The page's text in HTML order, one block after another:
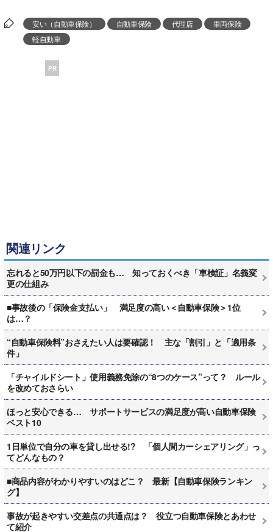
安い（自動車保険） 自動車保険 代理店
車両保険
軽自動車
PR
関連リンク
忘れると50万円以下の罰金も… 知っておくべき「車検証」名義変
更の仕組み
■事故後の「保険金支払い」 満足度の高い＜自動車保険＞1位
は…？
“自動車保険料”おさえたい人は要確認！ 主な「割引」と「適用条
件」
「チャイルドシート」使用義務免除の“8つのケース”って？ ルール
を改めておさらい
ほっと安心できる… サポートサービスの満足度が高い自動車保険
ベスト10
1日単位で自分の車を貸し出せる!? 「個人間カーシェアリング」っ
てどんなもの？
■商品内容がわかりやすいのはどこ？ 最新【自動車保険ランキン
グ】
事故が起きやすい交差点の共通点は？ 役立つ自動車保険とあわせ
て紹介